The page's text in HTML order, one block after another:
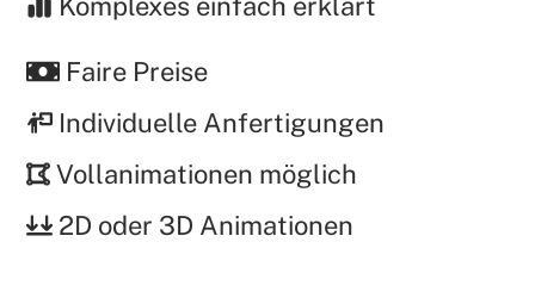
Faire Preise
Individuelle Anfertigungen
Vollanimationen möglich
2D oder 3D Animationen